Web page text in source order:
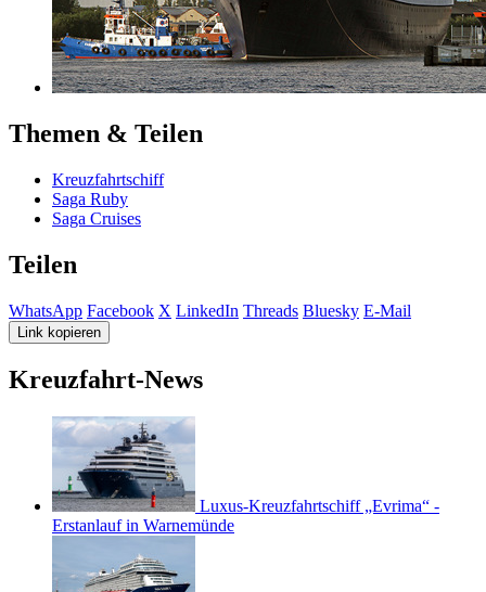
Themen & Teilen
Kreuzfahrtschiff
Saga Ruby
Saga Cruises
Teilen
WhatsApp Facebook X LinkedIn Threads Bluesky E-Mail
Link kopieren
Kreuzfahrt-News
Luxus-Kreuzfahrtschiff „Evrima“ -
Erstanlauf in Warnemünde